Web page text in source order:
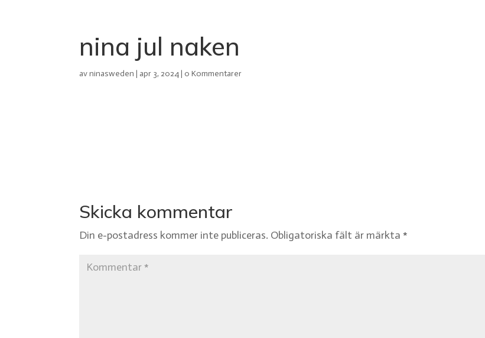
nina jul naken
avninasweden | apr 3, 2024 |0 Kommentarer
Skicka kommentar
Din e-postadress kommer inte publiceras. Obligatoriska fält är märkta*